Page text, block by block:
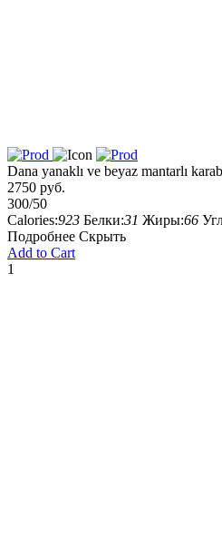
Dana yanaklı ve beyaz mantarlı
2750 руб.
300/50
Calories:923 Белки:31 Жиры:66
Подробнее Скрыть
Add to Cart
1